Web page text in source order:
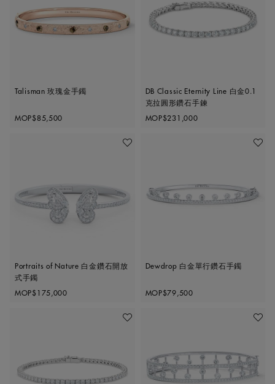
Talisman 玫瑰金手鐲
Original price
MOP$85,500
DB Classic Eternity Line 白金0.1
克拉圓形鑽石手鍊
Original price
MOP$231,000
收藏作品
Portraits of Nature 白金鑽石開放
式手鐲
Original price
MOP$175,000
收藏作
Dewdrop 白金單行鑽石手鐲
Original price
MOP$79,500
收藏作品 收藏作